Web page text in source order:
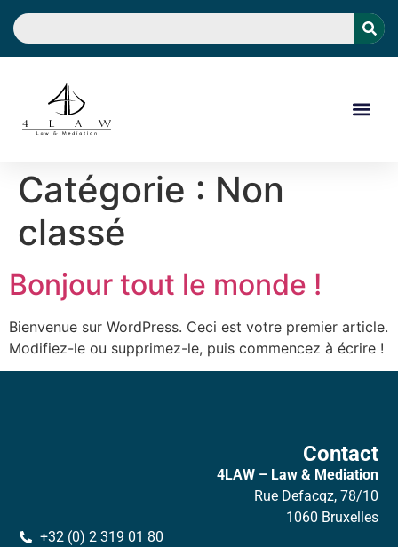
Catégorie : Non
classé
Bonjour tout le monde !
Bienvenue sur WordPress. Ceci est votre premier article.
Modifiez-le ou supprimez-le, puis commencez à écrire !
Contact
4LAW – Law & Mediation
Rue Defacqz, 78/10
1060 Bruxelles
+32 (0) 2 319 01 80